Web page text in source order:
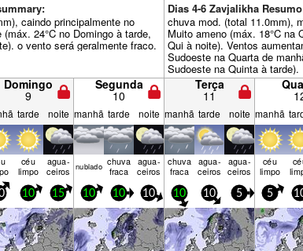
caindo principalmente no
24°C no Domingo à tarde,
o vento será geralmente fraco.
Dias 4-6 Zavjalikha
chuva mod. (total 11.0mm),
Muito ameno (máx. 18°C na
Qui à noite). Ventos
Sudoeste na Quarta de
Sudoeste na Quinta à tarde).
Domingo
9
Segunda
10
Terça
11
tarde noite manhã tarde noite manhã tarde noite manhã
céu
limpo
agua­
ceiros nubl­ado chuva
fraca
agua­
ceiros
chuva
fraca
agua­
ceiros
agua­
ceiros
céu
limpo
10 15 10 10 10 10 10 5 5